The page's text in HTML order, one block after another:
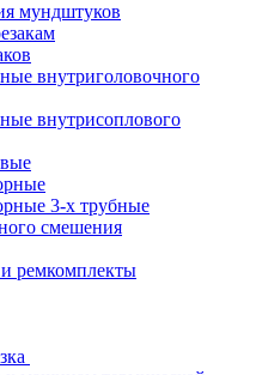
мундштуков
внутриголовочного
внутрисоплового
3-х трубные
смешения
ремкомплекты